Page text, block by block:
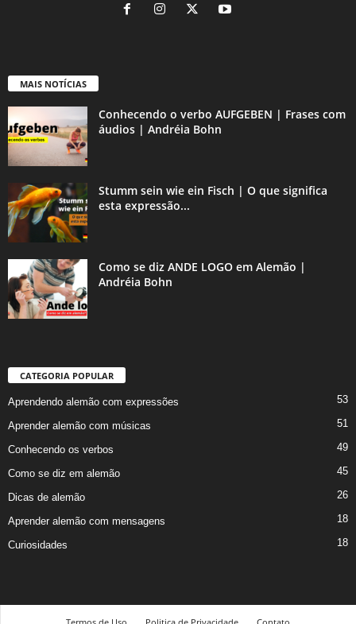
MAIS NOTÍCIAS
Conhecendo o verbo AUFGEBEN | Frases com
áudios | Andréia Bohn
Stumm sein wie ein Fisch | O que significa
esta expressão...
Como se diz ANDE LOGO em Alemão |
Andréia Bohn
CATEGORIA POPULAR
Aprendendo alemão com expressões 53
Aprender alemão com músicas 51
Conhecendo os verbos 49
Como se diz em alemão 45
Dicas de alemão 26
Aprender alemão com mensagens 18
Curiosidades 18